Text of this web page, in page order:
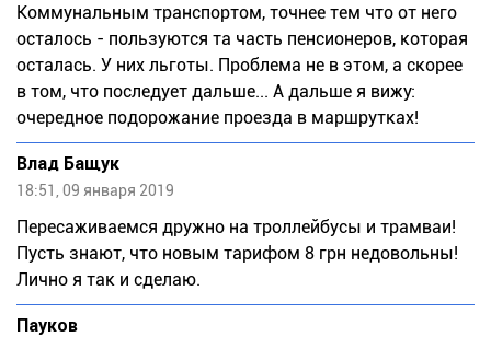
Коммунальным транспортом, точнее тем что от него
осталось - пользуются та часть пенсионеров, которая
осталась. У них льготы. Проблема не в этом, а скорее
в том, что последует дальше... А дальше я вижу:
очередное подорожание проезда в маршрутках!
Влад Бащук
18:51, 09 января 2019
Пересаживаемся дружно на троллейбусы и трамваи!
Пусть знают, что новым тарифом 8 грн недовольны!
Лично я так и сделаю.
Пауков